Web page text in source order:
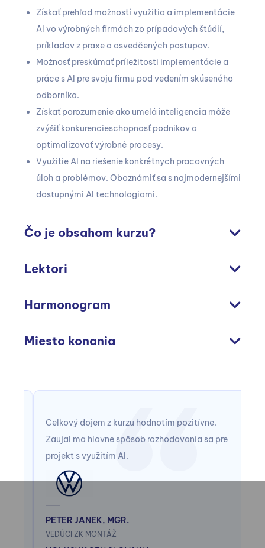
Získať prehľad možností využitia a implementácie
AI vo výrobných firmách zo prípadových štúdií,
príkladov z praxe a osvedčených postupov.
Možnosť preskúmať príležitosti implementácie a
práce s AI pre svoju firmu pod vedením skúseného
odborníka.
Získať porozumenie ako umelá inteligencia môže
zvýšiť konkurencieschopnosť podnikov a
optimalizovať výrobné procesy.
Využitie AI na riešenie konkrétnych pracovných
úloh a problémov. Oboznámiť sa s najmodernejšími
dostupnými AI technologiami.
Čo je obsahom kurzu?
Lektori
Harmonogram
Miesto konania
Celkový dojem z kurzu hodnotím pozitívne.
Zaujal ma hlavne spôsob rozhodovania sa pre
projekt s využitím AI.
PETER JANEK, MGR.
VEDÚCI ZK MONTÁŽ